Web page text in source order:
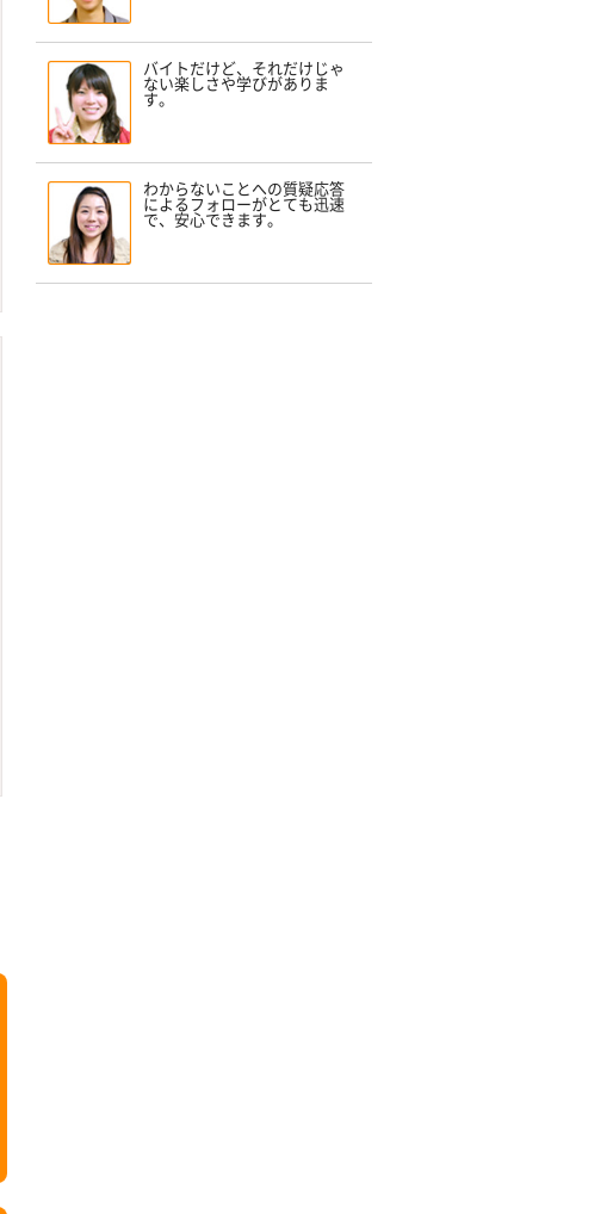
バイトだけど、それだけじゃ
ない楽しさや学びがありま
す。
わからないことへの質疑応答
によるフォローがとても迅速
で、安心できます。